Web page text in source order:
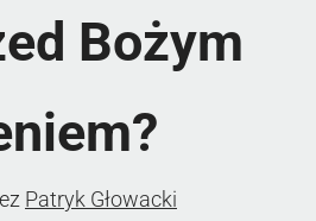
Bożym
Patryk Głowacki